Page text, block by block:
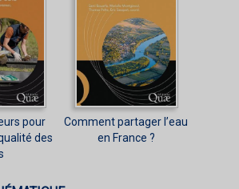
pour
des
Comment partager l’eau
en France ?